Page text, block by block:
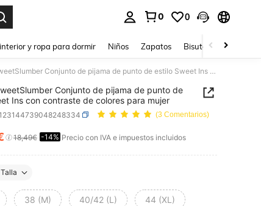
0 0
y ropa para dormir Niños Zapatos Bisutería Y
SweetSlumber Conjunto de pijama de punto de estilo Sweet Ins con contraste de colores para mujer
Conjunto de pijama de punto de
Ins con contraste de colores para mujer
(3 Comentarios)
AND AVAILABILITY
18,49€ -14% Precio con IVA e impuestos incluidos
38 (M) 40/42 (L) 44 (XL)